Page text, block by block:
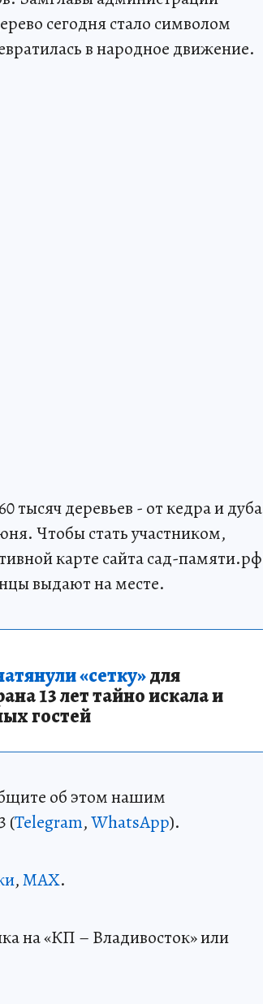
сегодня стало символом
в народное движение.
деревьев - от кедра и дуба
Чтобы стать участником,
карте сайта сад-памяти.рф
выдают на месте.
«сетку»для
13 лет тайно искала и
гостей
об этом нашим
(Telegram,WhatsApp).
,MAX.
на «КП – Владивосток» или